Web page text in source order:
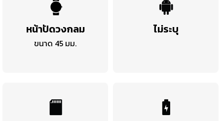
หน้าปัดวงกลม
ขนาด 45 มม.
ไม่ระบุ